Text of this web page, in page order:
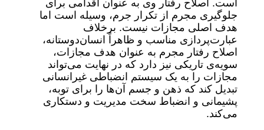
است. اصلاح رفتار وی به عنوان اقدامی برای
جلوگیری مجرم از تکرار جرم، وسیله است اما
هدف اصلی مجازات نیست. برخلاف
عبارت‌پردازی مناسب و ظاهراً انسان‌دوستانه،
اصلاح رفتار مجرم به عنوان هدف مجازات،
سویه‌ی تاریکی نیز دارد که در نهایت می‌تواند
مجازات را به یک سیستم انضباطی غیرانسانی
تبدیل کند که ذهن و جسم آن‌ها را برای توبه،
پشیمانی و انضباط سخت مدیریت و دستکاری
می‌کند.